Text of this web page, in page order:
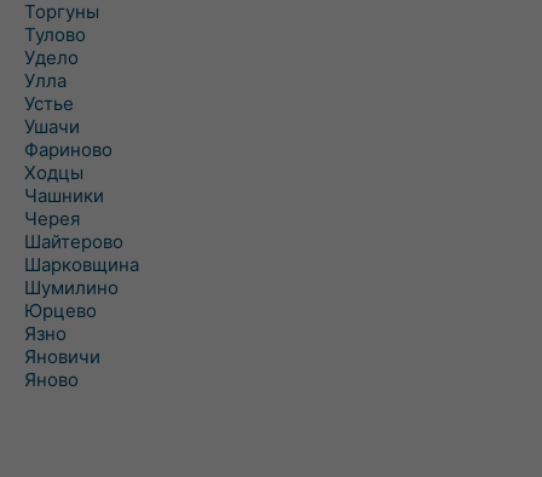
Торгуны
Тулово
Удело
Улла
Устье
Ушачи
Фариново
Ходцы
Чашники
Черея
Шайтерово
Шарковщина
Шумилино
Юрцево
Язно
Яновичи
Яново